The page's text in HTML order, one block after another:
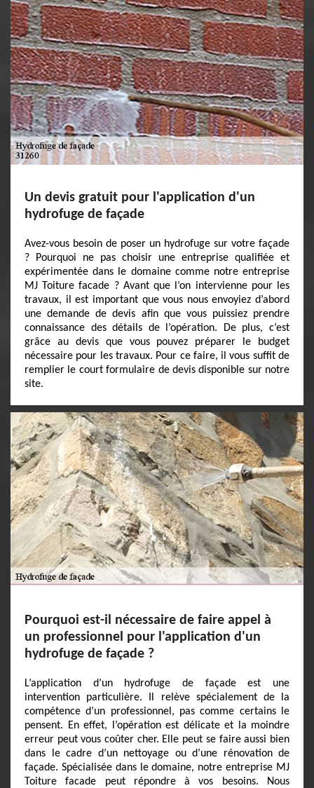
Un devis gratuit pour l'application d'un
hydrofuge de façade
Avez-vous besoin de poser un hydrofuge sur votre façade
? Pourquoi ne pas choisir une entreprise qualifiée et
expérimentée dans le domaine comme notre entreprise
MJ Toiture facade ? Avant que l’on intervienne pour les
travaux, il est important que vous nous envoyiez d’abord
une demande de devis afin que vous puissiez prendre
connaissance des détails de l’opération. De plus, c’est
grâce au devis que vous pouvez préparer le budget
nécessaire pour les travaux. Pour ce faire, il vous suffit de
remplier le court formulaire de devis disponible sur notre
site.
Pourquoi est-il nécessaire de faire appel à
un professionnel pour l'application d'un
hydrofuge de façade ?
L’application d’un hydrofuge de façade est une
intervention particulière. Il relève spécialement de la
compétence d’un professionnel, pas comme certains le
pensent. En effet, l’opération est délicate et la moindre
erreur peut vous coûter cher. Elle peut se faire aussi bien
dans le cadre d’un nettoyage ou d’une rénovation de
façade. Spécialisée dans le domaine, notre entreprise MJ
Toiture facade peut répondre à vos besoins. Nous